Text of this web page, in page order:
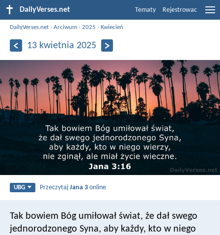
DailyVerses.net Tematy Rejestrowac
DailyVerses.net ›Arciwum ›2025 ›Kwiecień
13 kwietnia 2025
UBG PrzeczytajJana 3 online
Tak bowiem Bóg umiłował świat, że dał swego
jednorodzonego Syna, aby każdy, kto w niego